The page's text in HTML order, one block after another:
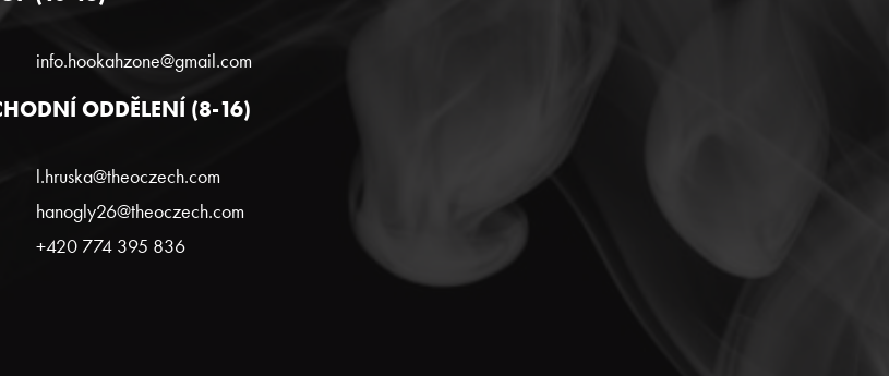
info.hookahzone@gmail.com
ODDĚLENÍ (8-16)
l.hruska@theoczech.com
hanogly26@theoczech.com
+420 774 395 836